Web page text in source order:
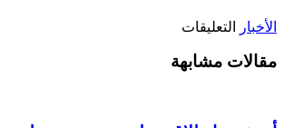
الأخبار التعليقات
الموريتانيةمقالات مشابهة